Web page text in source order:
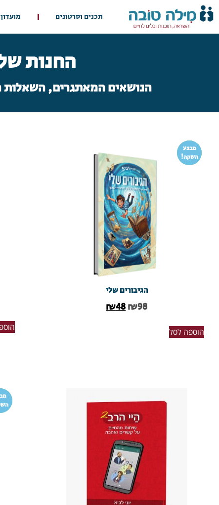
תכנים וסרטונים
החנות
הנושאים המאתגרים, השאלות
מבצע
השקה!
הגיבורים שלי
₪98
₪48
הוספה לסל